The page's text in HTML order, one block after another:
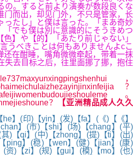
の。すると前より演奏が数段良くな
而出，却见门外，不只是管家，长
ったし」と僕は言った。「まあ奇妙
でも僕は別に意識的にそうきめつ
】や【的】「あたり前じゃない」
うべきことは何もありませんよcこ
在酣睡，嘴角微微牵起，带着一抹
失去目标之后，往里面挪了挪，抱住
，
？
。
？
【亚洲精品成人久久
(印)【yin】(发)【fa】(《)【《】
】(市)【shi】(场)【chang】(平)
)【qi】(中)【zhong】(提)【ti】(出)
ping】(稳)【wen】(健)【jian】(康)
资)【zi】(规)【gui】(模)【mo】(也)